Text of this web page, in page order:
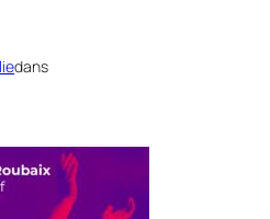
dans